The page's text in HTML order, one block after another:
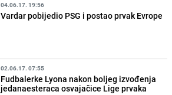
04.06.17. 19:56
Vardar pobijedio PSG i postao prvak Evrope
02.06.17. 07:55
Fudbalerke Lyona nakon boljeg izvođenja
jedanaesteraca osvajačice Lige prvaka